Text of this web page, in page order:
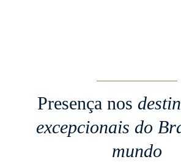
Presença nos
excepcionais do
mundo